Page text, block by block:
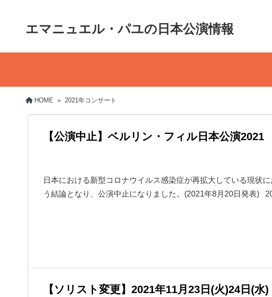
エマニュエル・パユの日本公演情報
HOME » 2021年コンサート
【公演中止】ベルリン・フィル日本公演2021
日本における新型コロナウイルス感染症が再拡大している現状
う結論となり、公演中止になりました。(2021年8月20日発表)
【ソリスト変更】2021年11月23日(火)24日(